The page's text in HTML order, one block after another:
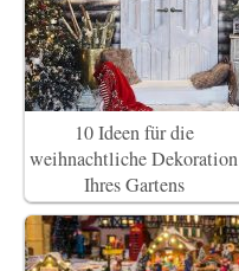
10 Ideen für die
weihnachtliche Dekoration
Ihres Gartens